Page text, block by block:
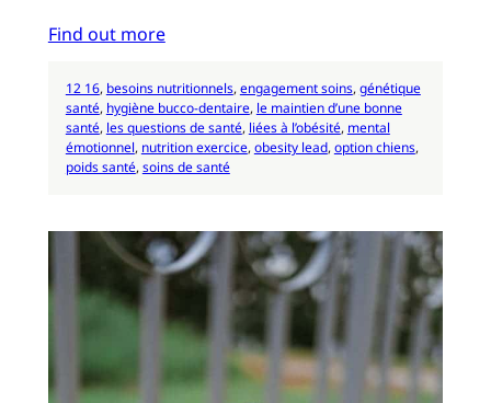
Find out more
12 16, besoins nutritionnels, engagement soins, génétique
santé, hygiène bucco-dentaire, le maintien d’une bonne
santé, les questions de santé, liées à l’obésité, mental
émotionnel, nutrition exercice, obesity lead, option chiens
poids santé, soins de santé